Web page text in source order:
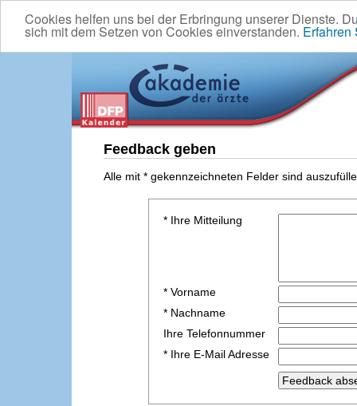
Cookies helfen uns bei der Erbringung unserer Dienste.
sich mit dem Setzen von Cookies einverstanden. Erfahren
Feedback geben
Alle mit * gekennzeichneten Felder sind
* Ihre Mitteilung
* Vorname
* Nachname
Ihre Telefonnummer
* Ihre E-Mail Adresse